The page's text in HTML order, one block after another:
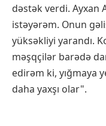
dəstək verdi. Ayxan
istəyərəm. Onun
yüksəkliyi yarandı.
məşqçilər barədə
edirəm ki, yığmaya
daha yaxşı olar".